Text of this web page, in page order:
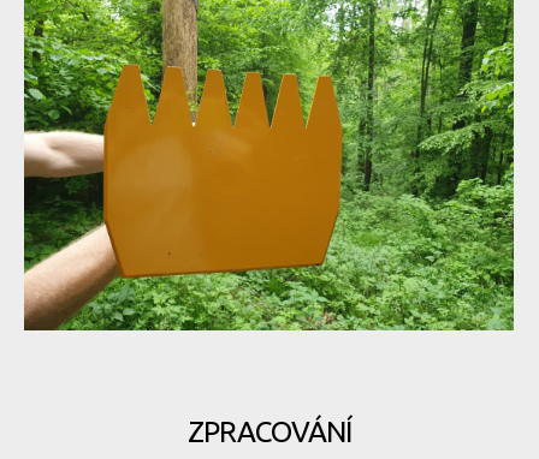
Test: Devonic tools Tatra - McLeod Fire Tool po slovensku
Test: Devonic tools Tatra - McLeod Fire Tool po slovensku
Test: Devonic tools Tatra - McLeod Fire Tool po slovensku
Test: Devonic tools Tatra - McLeod Fire Tool po slovensku
ZPRACOVÁNÍ